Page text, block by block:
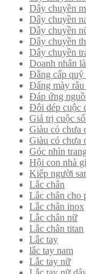
Dây chuyền
Dây chuyền
Dây chuyền
Dây chuyền
Dây chuyền
Doanh nhân
Đẳng cấp quý
Đấng mày
Đáp ứng
Đôi dép cuộc
Giá trị cuộc
Giàu có chưa
Giàu có chưa
Góc nhìn
Hội con nhà
Kiếp người
Lắc chân
Lắc chân cho
Lắc chân inox
Lắc chân nữ
Lắc chân titan
Lắc tay
lắc tay nam
Lắc tay nữ